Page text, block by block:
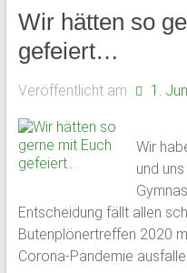
e.V.
–
des
Schloss
Plön
1951
Wir hätten so
gefeiert…
Veröffentlicht am 1.
Wir
und
Entscheidung fällt allen
Butenplönertreffen 2020
Corona-Pandemie